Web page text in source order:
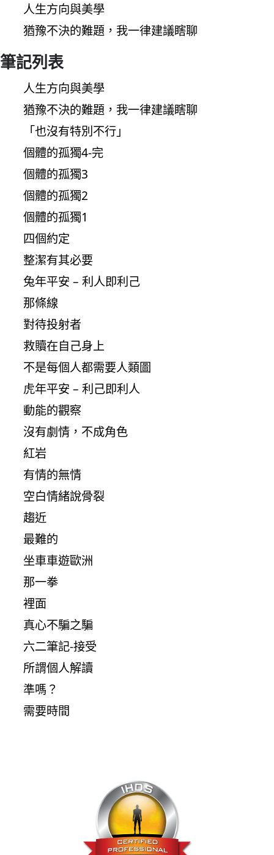
人生方向與美學
猶豫不決的難題，我一律建議瞎聊
筆記列表
人生方向與美學
猶豫不決的難題，我一律建議瞎聊
「也沒有特別不行」
個體的孤獨4-完
個體的孤獨3
個體的孤獨2
個體的孤獨1
四個約定
整潔有其必要
兔年平安 – 利人即利己
那條線
對待投射者
救贖在自己身上
不是每個人都需要人類圖
虎年平安 – 利己即利人
動能的觀察
沒有劇情，不成角色
紅岩
有情的無情
空白情緒說骨裂
趨近
最難的
坐車車遊歐洲
那一拳
裡面
真心不騙之騙
六二筆記-接受
所謂個人解讀
準嗎？
需要時間